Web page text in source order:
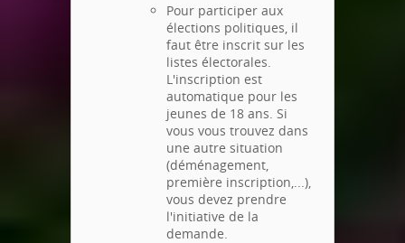
Pour participer aux
élections politiques, il
faut être inscrit sur les
listes électorales.
L'inscription est
automatique pour les
jeunes de 18 ans. Si
vous vous trouvez dans
une autre situation
(déménagement,
première inscription,...),
vous devez prendre
l'initiative de la
demande.